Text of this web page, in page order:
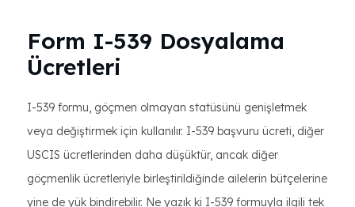
Form I-539 Dosyalama
Ücretleri
I-539 formu, göçmen olmayan statüsünü genişletmek
veya değiştirmek için kullanılır. I-539 başvuru ücreti, diğer
USCIS ücretlerinden daha düşüktür, ancak diğer
göçmenlik ücretleriyle birleştirildiğinde ailelerin bütçelerine
yine de yük bindirebilir. Ne yazık ki I-539 formuyla ilgili tek